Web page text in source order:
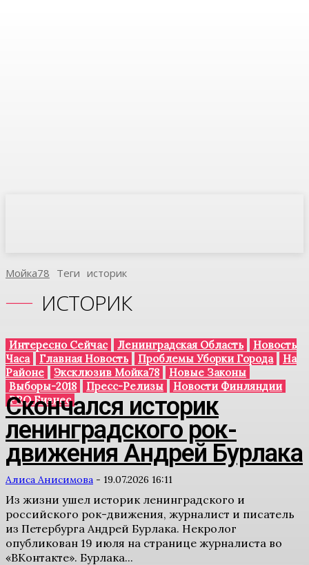
Мойка78 Теги Историк
ИСТОРИК
Интересно Сейчас Ленинградская Область
Новость
Часа
Главная Новость Проблемы Уборки Города
На
Районе
Эксклюзив Мойка78
Новые Законы
Выборы-2018
Пресс-Релизы
Новости Финляндии
PRO Бизнес
Скончался историк
ленинградского рок-
движения Андрей Бурлака
Алиса Анисимова - 19.07.2026 16:11
Из жизни ушел историк ленинградского и
российского рок-движения, журналист и писатель
из Петербурга Андрей Бурлака. Некролог
опубликован 19 июля на странице журналиста во
«ВКонтакте». Бурлака...